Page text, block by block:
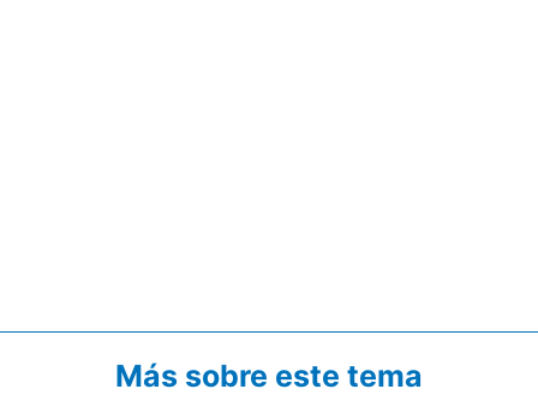
Más sobre este tema